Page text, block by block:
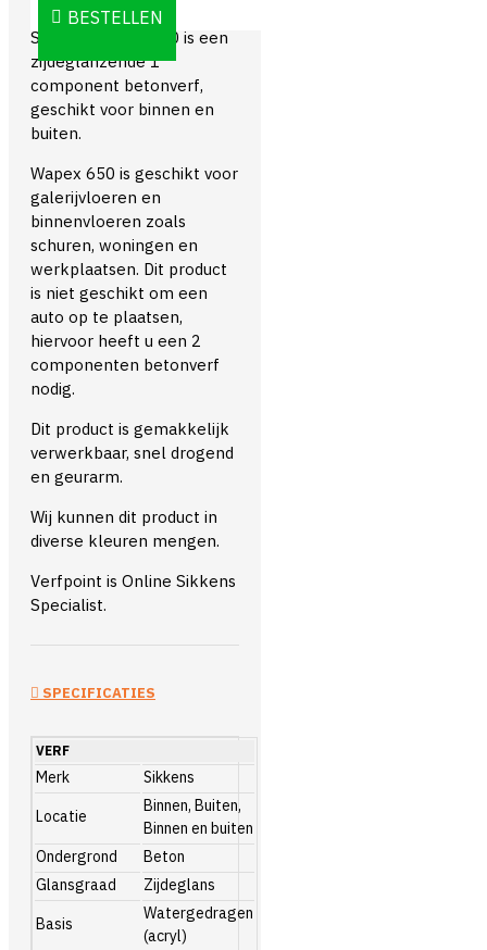
BESTELLEN
Sikkens Wapex 650 is een
zijdeglanzende 1
component betonverf,
geschikt voor binnen en
buiten.
Wapex 650 is geschikt voor
galerijvloeren en
binnenvloeren zoals
schuren, woningen en
werkplaatsen. Dit product
is niet geschikt om een
auto op te plaatsen,
hiervoor heeft u een 2
componenten betonverf
nodig.
Dit product is gemakkelijk
verwerkbaar, snel drogend
en geurarm.
Wij kunnen dit product in
diverse kleuren mengen.
Verfpoint is Online Sikkens
Specialist.
SPECIFICATIES
VERF
Merk
Sikkens
Locatie
Binnen, Buiten,
Binnen en buiten
Ondergrond
Beton
Glansgraad
Zijdeglans
Basis
Watergedragen
(acryl)